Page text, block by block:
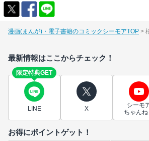
漫画(まんが)・電子書籍のコミックシーモアTOP
最新情報はここからチェック！
限定特典GET
LINE X
シーモ
ちゃんね
お得にポイントゲット！